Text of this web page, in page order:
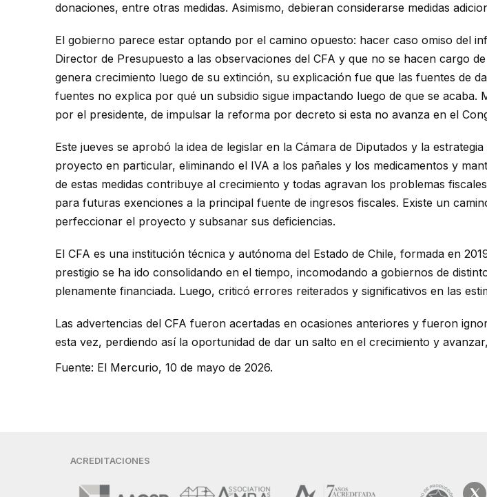
donaciones, entre otras medidas. Asimismo, debieran considerarse medidas
El gobierno parece estar optando por el camino opuesto: hacer caso omiso del
Director de Presupuesto a las observaciones del CFA y que no se hacen cargo
genera crecimiento luego de su extinción, su explicación fue que las fuentes de
fuentes no explica por qué un subsidio sigue impactando luego de que se
por el presidente, de impulsar la reforma por decreto si esta no avanza en el
Este jueves se aprobó la idea de legislar en la Cámara de Diputados y la
proyecto en particular, eliminando el IVA a los pañales y los medicamentos y
de estas medidas contribuye al crecimiento y todas agravan los problemas
para futuras exenciones a la principal fuente de ingresos fiscales. Existe un
perfeccionar el proyecto y subsanar sus deficiencias.
El CFA es una institución técnica y autónoma del Estado de Chile, formada en
prestigio se ha ido consolidando en el tiempo, incomodando a gobiernos de
plenamente financiada. Luego, criticó errores reiterados y significativos en las
Las advertencias del CFA fueron acertadas en ocasiones anteriores y fueron
esta vez, perdiendo así la oportunidad de dar un salto en el crecimiento y
Fuente: El Mercurio, 10 de mayo de 2026.
ACREDITACIONES